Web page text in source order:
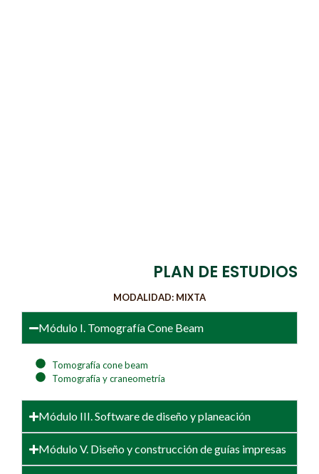
PLAN DE ESTUDIOS
MODALIDAD: MIXTA
Módulo I. Tomografía Cone Beam
Tomografía cone beam
Tomografía y craneometría
Módulo III. Software de diseño y planeación
Módulo V. Diseño y construcción de guías impresas